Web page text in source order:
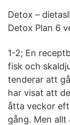
Detox –
Detox Plan 6
1-2; En
fisk och
tenderar att
har visat att
åtta veckor
gång. Men